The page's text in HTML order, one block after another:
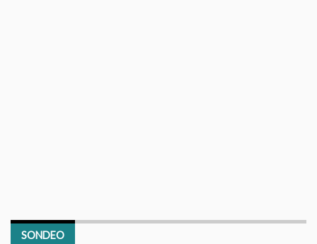
SONDEO